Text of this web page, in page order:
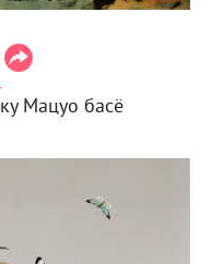
Мацуо басё